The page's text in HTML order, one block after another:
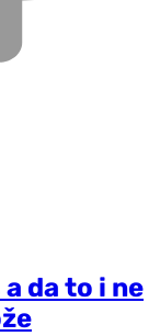
da to i ne